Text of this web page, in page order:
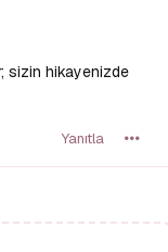
sizin hikayenizde
Yanıtla